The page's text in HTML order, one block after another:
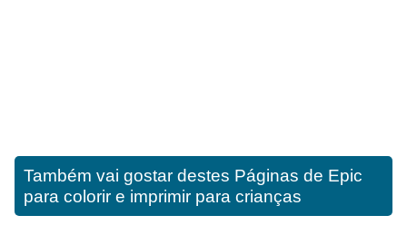
Também vai gostar destes Páginas de Epic
para colorir e imprimir para crianças